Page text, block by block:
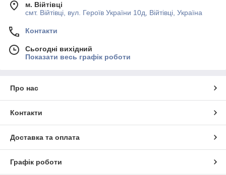
м. Війтівці
смт. Війтівці, вул. Героїв України 10д, Війтівці, Україна
Контакти
Сьогодні вихідний
Показати весь графік роботи
Про нас
Контакти
Доставка та оплата
Графік роботи